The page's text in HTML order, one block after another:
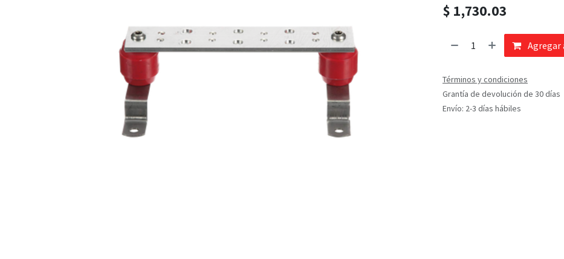
$ 1,730.03
Términos y condiciones
Grantía de devolución de 30 días
Envío: 2-3 días hábiles